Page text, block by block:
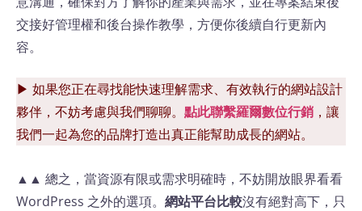
交接好管理權和後台操作教學，方便你後續自行更新內
容。
▶ 如果您正在尋找能快速理解需求、有效執行的網站設計
夥伴，不妨考慮與我們聊聊。 點此聯繫羅爾數位行銷 ，讓
我們一起為您的品牌打造出真正能幫助成長的網站。
▲▲ 總之，當資源有限或需求明確時，不妨開放眼界看看
WordPress 之外的選項。 網站平台比較沒有絕對高下，只